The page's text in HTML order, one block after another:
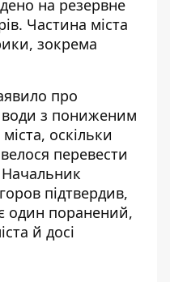
на резервне
Частина міста
зокрема
про
з пониженим
оскільки
перевести
підтвердив,
один поранений,
й досі